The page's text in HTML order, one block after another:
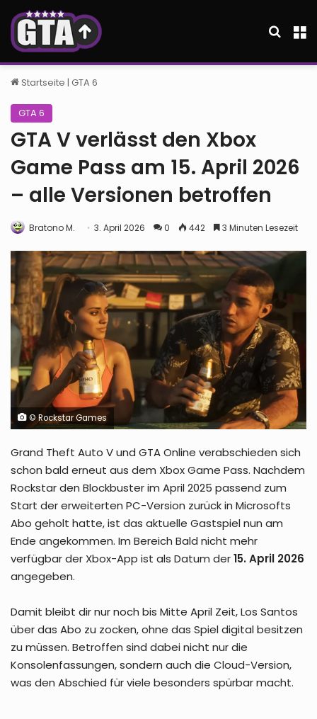
Startseite | GTA 6
GTA 6
GTA V verlässt den Xbox
Game Pass am 15. April 2026
– alle Versionen betroffen
Bratono M. 3. April 2026 0 442 3 Minuten Lesezeit
© Rockstar Games
Grand Theft Auto V und GTA Online verabschieden sich
schon bald erneut aus dem Xbox Game Pass. Nachdem
Rockstar den Blockbuster im April 2025 passend zum
Start der erweiterten PC-Version zurück in Microsofts
Abo geholt hatte, ist das aktuelle Gastspiel nun am
Ende angekommen. Im Bereich Bald nicht mehr
verfügbar der Xbox-App ist als Datum der15. April 2026
angegeben.
Damit bleibt dir nur noch bis Mitte April Zeit, Los Santos
über das Abo zu zocken, ohne das Spiel digital besitzen
zu müssen. Betroffen sind dabei nicht nur die
Konsolenfassungen, sondern auch die Cloud-Version,
was den Abschied für viele besonders spürbar macht.